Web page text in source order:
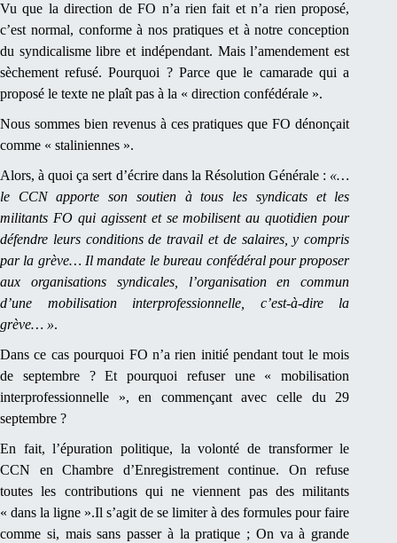
Vu que la direction de FO n’a rien fait et n’a rien proposé,
c’est normal, conforme à nos pratiques et à notre conception
du syndicalisme libre et indépendant. Mais l’amendement est
sèchement refusé. Pourquoi ? Parce que le camarade qui a
proposé le texte ne plaît pas à la « direction confédérale ».
Nous sommes bien revenus à ces pratiques que FO dénonçait
comme « staliniennes ».
Alors, à quoi ça sert d’écrire dans la Résolution Générale : «…
le CCN apporte son soutien à tous les syndicats et les
militants FO qui agissent et se mobilisent au quotidien pour
défendre leurs conditions de travail et de salaires, y compris
par la grève… Il mandate le bureau confédéral pour proposer
aux organisations syndicales, l’organisation en commun
d’une mobilisation interprofessionnelle, c’est-à-dire la
grève… ».
Dans ce cas pourquoi FO n’a rien initié pendant tout le mois
de septembre ? Et pourquoi refuser une « mobilisation
interprofessionnelle », en commençant avec celle du 29
septembre ?
En fait, l’épuration politique, la volonté de transformer le
CCN en Chambre d’Enregistrement continue. On refuse
toutes les contributions qui ne viennent pas des militants
« dans la ligne ».Il s’agit de se limiter à des formules pour faire
comme si, mais sans passer à la pratique ; On va à grande